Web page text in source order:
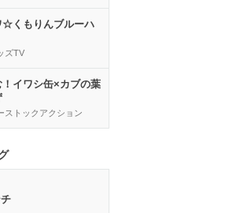
☆くもりんブルーハ
ズTV
イワシ缶×カブの葉
ストックアクション